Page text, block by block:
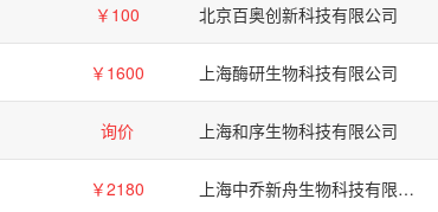
￥100 北京百奥创新科技有限公司
￥1600 上海酶研生物科技有限公司
询价 上海和序生物科技有限公司
￥2180 上海中乔新舟生物科技有限公司